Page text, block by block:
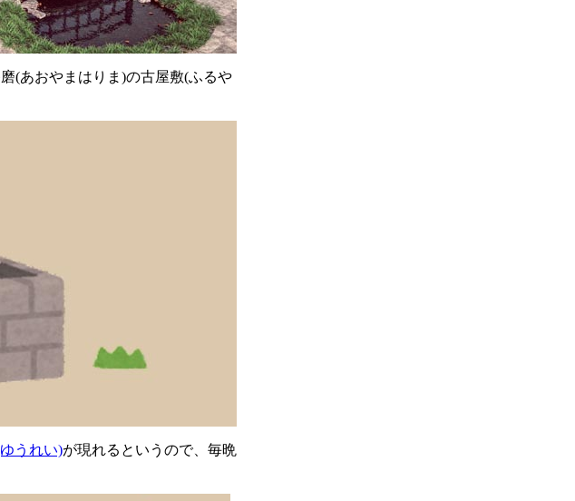
(あおやまはりま)の古屋敷(ふるや
うれい)が現れるというので、毎晩